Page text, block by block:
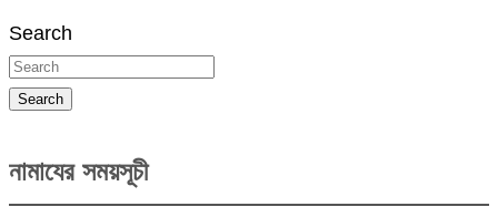
Search
Search
নামাযের সময়সূচী